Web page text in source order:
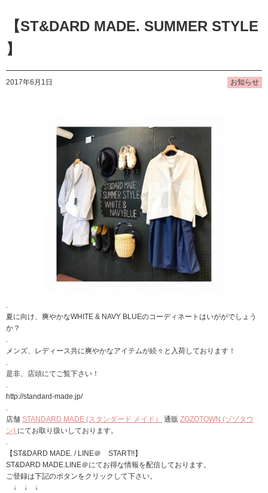
【ST&DARD MADE. SUMMER STYLE
】
2017年6月1日 お知らせ
.
夏に向け、爽やかなWHITE & NAVY BLUEのコーディネートはいががでしょう
か？
.
メンズ、レディース共に爽やかなアイテムが続々と入荷しております！
.
是非、店頭にてご覧下さい！
.
http://standard-made.jp/
.
店舗 STANDARD MADE (スタンダード メイド） 通販 ZOZOTOWN (ゾゾタウ
ン) にてお取り扱いしております。
.
【ST&DARD MADE. / LINE＠ START!!】
ST&DARD MADE.LINE＠にてお得な情報を配信しております。
ご登録は下記のボタンをクリックして下さい。
↓ ↓ ↓